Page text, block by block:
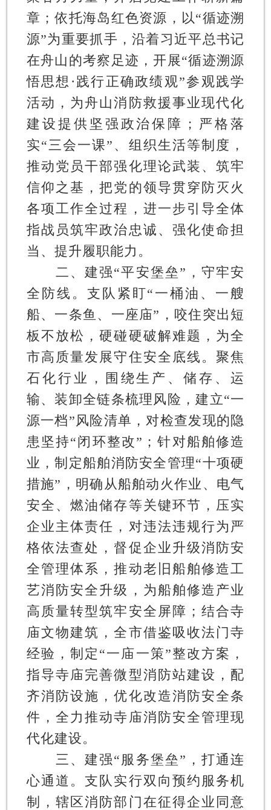
章；依托海岛红色资源，以“循迹溯
源”为重要抓手，沿着习近平总书记
在舟山的考察足迹，开展“循迹溯源
悟思想·践行正确政绩观”参观践学
活动，为舟山消防救援事业现代化
建设提供坚强政治保障；严格落
实“三会一课”、组织生活等制度，
推动党员干部强化理论武装、筑牢
信仰之基，把党的领导贯穿防灭火
各项工作全过程，进一步引导全体
指战员筑牢政治忠诚、强化使命担
当、提升履职能力。
二、建强“平安堡垒”，守牢安
全防线。 支队紧盯“一桶油、一艘
船、一条鱼、一座庙”，咬住突出短
板不放松，硬碰硬破解难题，为全
市高质量发展守住安全底线。聚焦
石化行业，围绕生产、储存、运
输、装卸全链条梳理风险，建立“一
源一档”风险清单，对检查发现的隐
患坚持“闭环整改”；针对船舶修造
业，制定船舶消防安全管理“十项硬
措施”，明确从船舶动火作业、电气
安全、燃油储存等关键环节，压实
企业主体责任，对违法违规行为严
格依法查处，督促企业升级消防安
全管理体系，推动老旧船舶修造工
艺消防安全升级，为船舶修造产业
高质量转型筑牢安全屏障；结合寺
庙文物建筑，全市借鉴吸收法门寺
经验，制定“一庙一策”整改方案，
指导寺庙完善微型消防站建设，配
齐消防设施，优化改造消防安全条
件，全力推动寺庙消防安全管理现
代化建设。
三、建强“服务堡垒”，打通连
心通道。支队实行双向预约服务机
制，辖区消防部门在征得企业同意